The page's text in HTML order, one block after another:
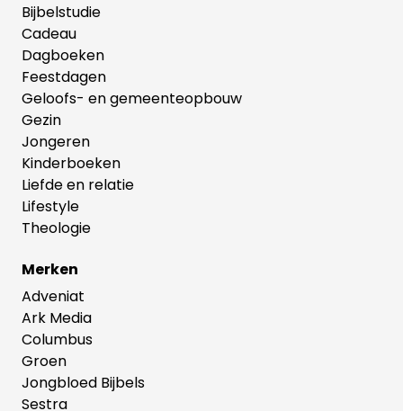
Bijbelstudie
Cadeau
Dagboeken
Feestdagen
Geloofs- en gemeenteopbouw
Gezin
Jongeren
Kinderboeken
Liefde en relatie
Lifestyle
Theologie
Merken
Adveniat
Ark Media
Columbus
Groen
Jongbloed Bijbels
Sestra